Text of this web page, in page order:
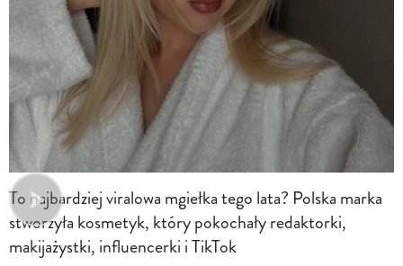
To najbardziej viralowa mgiełka tego lata? Polska marka
stworzyła kosmetyk, który pokochały redaktorki,
makijażystki, influencerki i TikTok